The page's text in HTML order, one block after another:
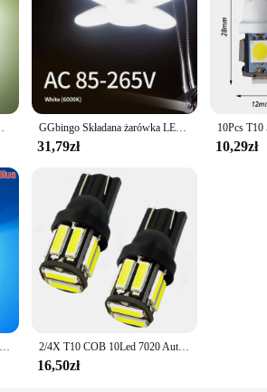
Światła samochodowe Akcesoria GGbingo Składana żarówka LED w kształcie wachlarza 40 żarówek Deformacja Nadaje się do domów Magazyny i garaży Ciepłe białe światło
31,79zł 10,29zł
2X T10 Dc 12v 23mm Eagle Eye Light 9w Auto Led Daytime Running Backup Moto Parking Signal Lamps Waterproof Fog Lighting Strong 2/4X T10 COB 10Led 7020 Auto At Night LED 194 168 Wedge Replacement Reverse Dash Panel Lamp White Blue Bulbs for Lighting
16,50zł